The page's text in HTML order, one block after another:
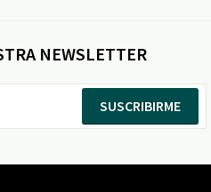
NEWSLETTER
SUSCRIBIRME